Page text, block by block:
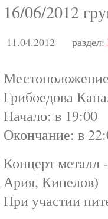
16/06/2012
11.04.2012 раздел:
Грибоедова
Начало: в 19:00
Окончание: в
Концерт металл
Ария, Кипелов)
При участии